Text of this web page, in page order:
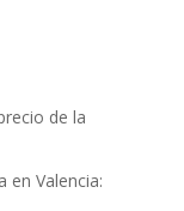
de la
en Valencia: